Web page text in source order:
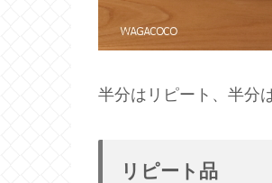
半分はリピート、半分
リピート品